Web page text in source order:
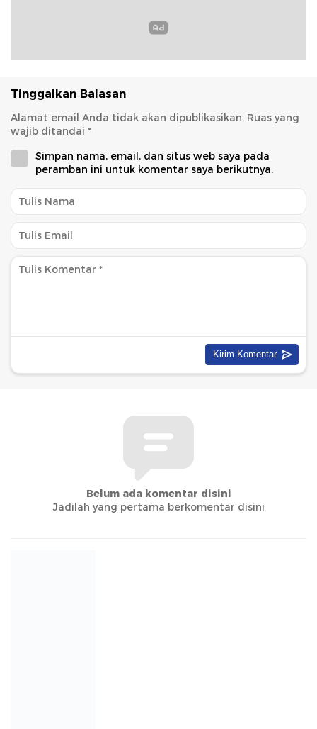
Tinggalkan Balasan
Alamat email Anda tidak akan dipublikasikan. Ruas yang
wajib ditandai *
Simpan nama, email, dan situs web saya pada
peramban ini untuk komentar saya berikutnya.
Belum ada komentar disini
Jadilah yang pertama berkomentar disini